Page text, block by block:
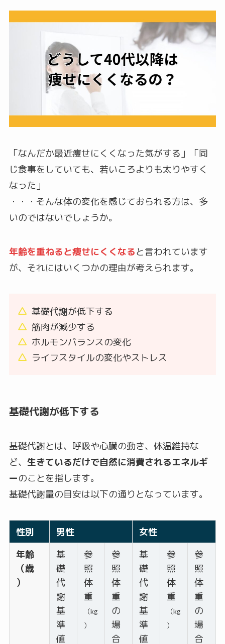
「なんだか最近痩せにくくなった気がする」「同
じ食事をしていても、若いころよりも太りやすく
なった」
・・・そんな体の変化を感じておられる方は、多
いのではないでしょうか。
年齢を重ねると痩せにくくなると言われています
が、それにはいくつかの理由が考えられます。
基礎代謝が低下する
筋肉が減少する
ホルモンバランスの変化
ライフスタイルの変化やストレス
基礎代謝が低下する
基礎代謝とは、呼吸や心臓の動き、体温維持な
ど、 生きているだけで自然に消費されるエネルギ
ーのことを指します。
基礎代謝量の目安は以下の通りとなっています。
性別 男性 女性
年齢
（歳
）
基
礎
代
謝
基
準
値
参
照
体
重
（kg
）
参
照
体
重
の
場
合
基
礎
代
謝
基
準
値
参
照
体
重
（kg
）
参
照
体
重
の
場
合